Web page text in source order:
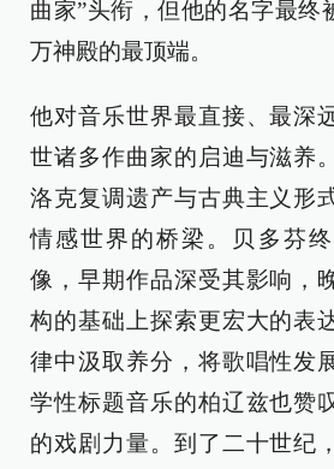
曲家”头衔，但他的名字最终
万神殿的最顶端。
他对音乐世界最直接、最深
世诸多作曲家的启迪与滋养
洛克复调遗产与古典主义形
情感世界的桥梁。贝多芬
像，早期作品深受其影响，
构的基础上探索更宏大的表
律中汲取养分，将歌唱性发
学性标题音乐的柏辽兹也赞
的戏剧力量。到了二十世纪